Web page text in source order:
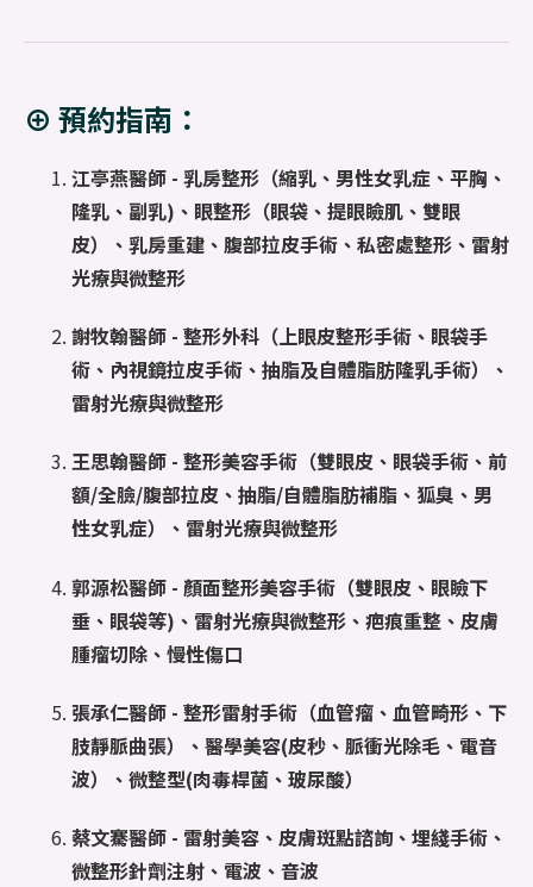
⊕ 預約指南：
江亭燕醫師 - 乳房整形（縮乳、男性女乳症、平胸、
隆乳、副乳)、眼整形（眼袋、提眼瞼肌、雙眼
皮）、乳房重建、腹部拉皮手術、私密處整形、雷射
光療與微整形
謝牧翰醫師 - 整形外科（上眼皮整形手術、眼袋手
術、內視鏡拉皮手術、抽脂及自體脂肪隆乳手術）、
雷射光療與微整形
王思翰醫師 - 整形美容手術（雙眼皮、眼袋手術、前
額/全臉/腹部拉皮、抽脂/自體脂肪補脂、狐臭、男
性女乳症）、雷射光療與微整形
郭源松醫師 - 顏面整形美容手術（雙眼皮、眼瞼下
垂、眼袋等)、雷射光療與微整形、疤痕重整、皮膚
腫瘤切除、慢性傷口
張承仁醫師 - 整形雷射手術（血管瘤、血管畸形、下
肢靜脈曲張）、醫學美容(皮秒、脈衝光除毛、電音
波）、微整型(肉毒桿菌、玻尿酸）
蔡文騫醫師 - 雷射美容、皮膚斑點諮詢、埋綫手術、
微整形針劑注射、電波、音波